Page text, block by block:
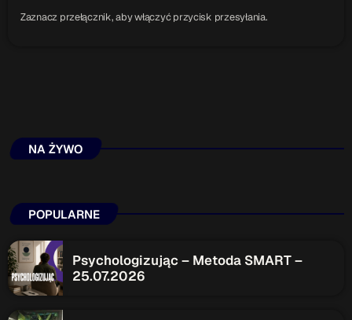
Zaznacz przełącznik, aby włączyć przycisk przesyłania.
NA ŻYWO
POPULARNE
Psychologizując – Metoda SMART –
25.07.2026